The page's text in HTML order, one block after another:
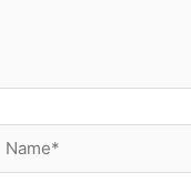
Name*